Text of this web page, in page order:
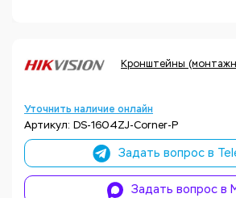
Кронштейны
Уточнить наличие онлайн
Артикул: DS-1604ZJ-Corner-P
Задать вопрос в
Задать вопрос в